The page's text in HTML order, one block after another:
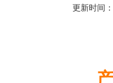
更新时间